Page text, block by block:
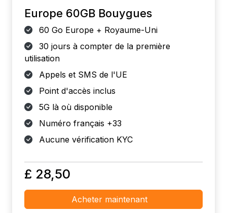
Europe 60GB Bouygues
60 Go Europe + Royaume-Uni
30 jours à compter de la première
utilisation
Appels et SMS de l'UE
Point d'accès inclus
5G là où disponible
Numéro français +33
Aucune vérification KYC
£ 28,50
Acheter maintenant